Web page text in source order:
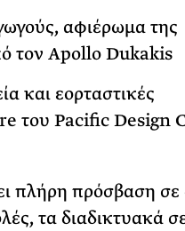
αφιέρωμα της
τον Apollo Dukakis
και εορταστικές
του Pacific Design
πλήρη πρόσβαση σε
τα διαδικτυακά